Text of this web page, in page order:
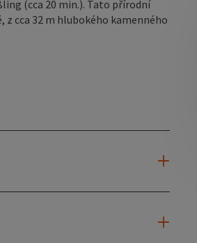
(cca 20 min.). Tato přírodní
cca 32 m hlubokého kamenného